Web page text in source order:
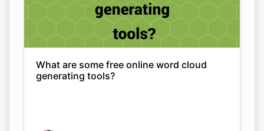
What are some free online word cloud
generating tools?